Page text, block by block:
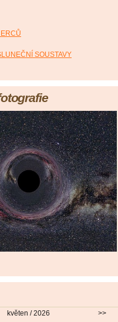
SOUSTAVY
květen / 2026 >>